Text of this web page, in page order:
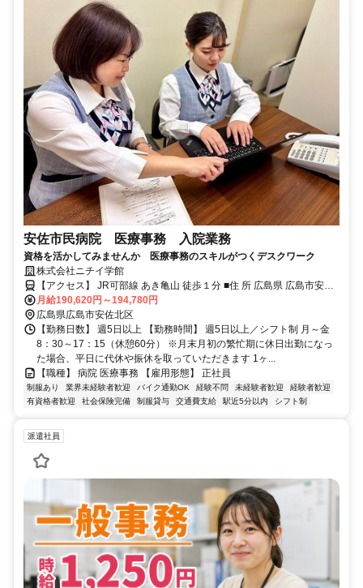
安佐市民病院 医療事務 入院業務
資格を活かしてみませんか 医療事務のスキルがつくデスクワーク
株式会社ニチイ学館
【アクセス】 JR可部線 あき亀山 徒歩１分 ■住 所 広島県 広島市安佐
北区 亀山南１丁目２―１ ■アクセス JR可部線 あき亀山 徒歩１分
月給190,620円～194,780円
広島県広島市安佐北区
【勤務日数】 週5日以上 【勤務時間】 週5日以上／シフト制 月～金
8：30～17：15（休憩60分） ※月末月初の繁忙期に休日出勤になっ
た場合、平日に代休や振休を取っていただきます 1ヶ...
【職種】 病院 医療事務 【雇用形態】 正社員
制服あり 業界未経験者歓迎 バイク通勤OK 経験不問 未経験者歓迎
経験者歓迎
有資格者歓迎
社会保険完備 制服貸与 交通費支給 駅近5分以内 シフト制
派遣社員